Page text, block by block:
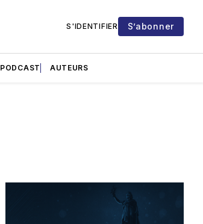
S'IDENTIFIER S’abonner
PODCAST AUTEURS